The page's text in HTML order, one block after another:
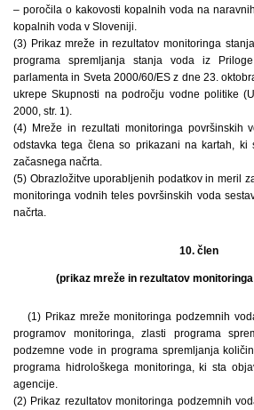
– poročila o kakovosti kopalnih voda na
kopalnih voda v Sloveniji.
(3) Prikaz mreže in rezultatov monitoringa
programa spremljanja stanja voda iz
parlamenta in Sveta 2000/60/ES z dne 23.
ukrepe Skupnosti na področju vodne politike
2000, str. 1).
(4) Mreže in rezultati monitoringa površinskih
odstavka tega člena so prikazani na kartah, ki
začasnega načrta.
(5) Obrazložitve uporabljenih podatkov in meril
monitoringa vodnih teles površinskih voda
načrta.
10. člen
(prikaz mreže in rezultatov
(1) Prikaz mreže monitoringa podzemnih
programov monitoringa, zlasti programa
podzemne vode in programa spremljanja
programa hidrološkega monitoringa, ki sta
agencije.
(2) Prikaz rezultatov monitoringa podzemnih